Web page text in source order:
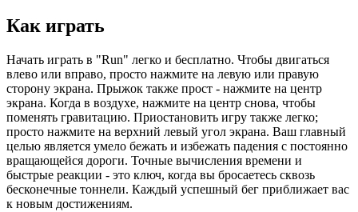
Как играть
Начать играть в "Run" легко и бесплатно. Чтобы двигаться
влево или вправо, просто нажмите на левую или правую
сторону экрана. Прыжок также прост - нажмите на центр
экрана. Когда в воздухе, нажмите на центр снова, чтобы
поменять гравитацию. Приостановить игру также легко;
просто нажмите на верхний левый угол экрана. Ваш главный
целью является умело бежать и избежать падения с постоянно
вращающейся дороги. Точные вычисления времени и
быстрые реакции - это ключ, когда вы бросаетесь сквозь
бесконечные тоннели. Каждый успешный бег приближает вас
к новым достижениям.